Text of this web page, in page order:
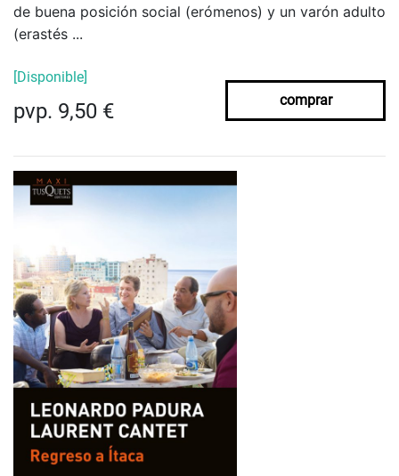
de buena posición social (erómenos) y un varón adulto
(erastés ...
[Disponible]
pvp. 9,50 € comprar